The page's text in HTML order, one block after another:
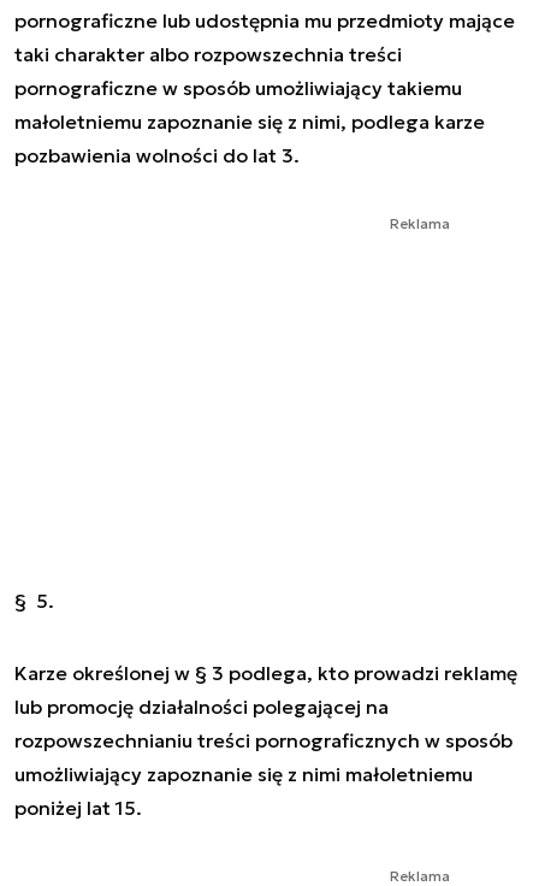
pornograficzne lub udostępnia mu przedmioty mające
taki charakter albo rozpowszechnia treści
pornograficzne w sposób umożliwiający takiemu
małoletniemu zapoznanie się z nimi, podlega karze
pozbawienia wolności do lat 3.
Reklama
§ 5.
Karze określonej w § 3 podlega, kto prowadzi reklamę
lub promocję działalności polegającej na
rozpowszechnianiu treści pornograficznych w sposób
umożliwiający zapoznanie się z nimi małoletniemu
poniżej lat 15.
Reklama